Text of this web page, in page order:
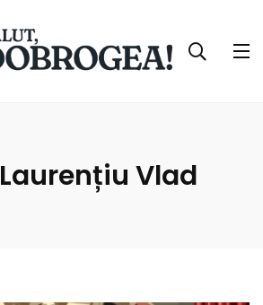
Laurențiu Vlad